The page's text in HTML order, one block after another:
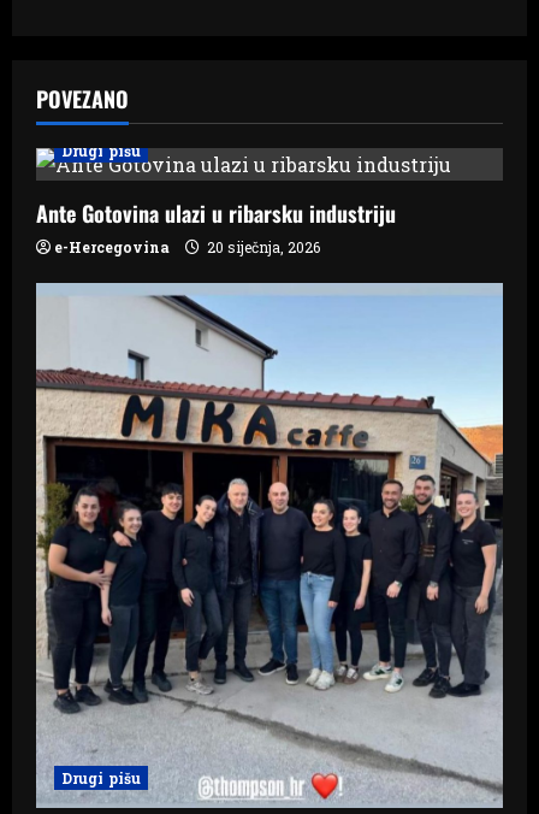
v
i
g
a
t
o
n
POVEZANO
Drugi pišu
Ante Gotovina ulazi u ribarsku industriju
e-Hercegovina 20 siječnja, 2026
Drugi pišu